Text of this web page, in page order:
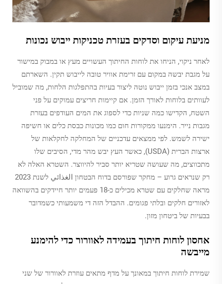
מניעת עיקום וסדקים בעזרת טכניקות ייבוש נכונות
לאחר ניקוי, הניחו את לוחות החיתוך העשויים מעץ או במבוק במישור
על מגבת יבשה במקום עם זרימת אוויר טובה לייבוש תקין. השארתם
במצב אנכי בזמן ייבוש נוטה ליצור בעיות בהתפלגות הלחות, מה שמוביל
לעוותים בלוחות לאורך הזמן. אם קיימות חריצים עמוקים על פני
השטח, הקדישו כמה שניות כדי לספוג את המים העודפים בעזרת
מגבות נייר. הימנעו ממקורות חום כמו מכונות כבסת כלים או חשיפה
ישירה לשמש. לפי ממצאים עדכניים של המחלקה לחקלאות של
ארצות הברית (USDA), כאשר העץ יבש מהר מדי, הסיבים שלו
מתכווצים, מה שעושה שטריא יותר סביר להיווצר. השטרא האלה לא
רק שנראים גרוע – מחקר שפורסם בדוח הבטחון الغذائي לשנת 2023
מראה שחלקים עם שטרא מכילים כ-18 פעמים יותר חיידקים בהשוואה
לאזורים חלקים ובלתי פגומים. ההבדל הזה די משמעותי כשמדובר
בבעיות של ביטחון מזון.
אחסון לוחות חיתוך בעמידה לאוורור כדי להימנע
מייבשה
שמירת לוחות חיתוך במאונך על מדף מתאים עוזרת לאוורור של שני